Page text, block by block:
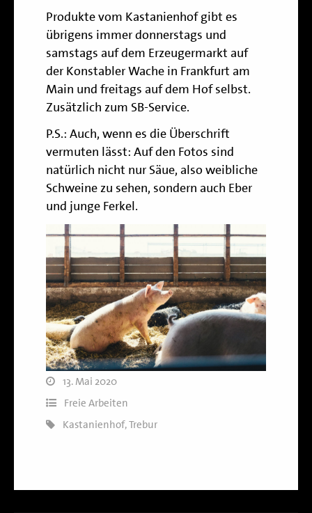
Produkte vom Kastanienhof gibt es
übrigens immer donnerstags und
samstags auf dem Erzeugermarkt auf
der Konstabler Wache in Frankfurt am
Main und freitags auf dem Hof selbst.
Zusätzlich zum SB-Service.
P.S.: Auch, wenn es die Überschrift
vermuten lässt: Auf den Fotos sind
natürlich nicht nur Säue, also weibliche
Schweine zu sehen, sondern auch Eber
und junge Ferkel.
13. Mai 2020
Freie Arbeiten
Kastanienhof,Trebur